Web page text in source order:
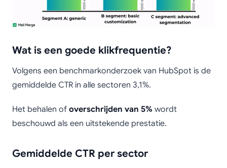
Wat is een goede klikfrequentie?
Volgens een benchmarkonderzoek van HubSpot is de
gemiddelde CTR in alle sectoren 3,1%.
Het behalen of overschrijden van 5% wordt
beschouwd als een uitstekende prestatie.
Gemiddelde CTR per sector